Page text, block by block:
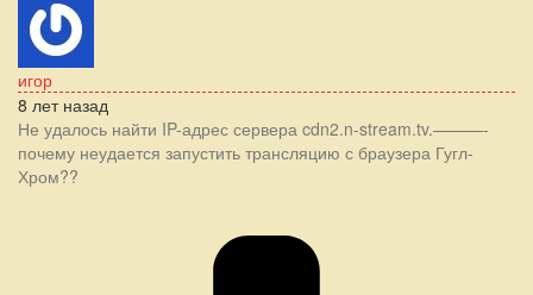
игор
8 лет назад
Не удалось найти IP-адрес сервера cdn2.n-stream.tv.———-
почему неудается запустить трансляцию с браузера Гугл-
Хром??